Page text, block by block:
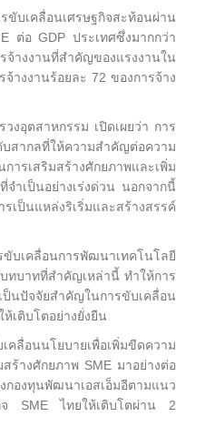
เคลื่อนเศรษฐกิจสะท้อนผ่าน
ต่อ GDP ประเทศซึ่งมากกว่า
างงานที่สำคัญของแรงงานใน
างงานร้อยละ 72 ของการจ้าง
อุตสาหกรรม เปิดเผยว่า การ
ากลที่ให้ความสำคัญต่อความ
รเสริมสร้างศักยภาพและเพิ่ม
ำเป็นอย่างเร่งด่วน นอกจากนี้
ป็นแหล่งริเริ่มและสร้างสรรค์
บเคลื่อนการพัฒนาเทคโนโลยี
ทบาทที่สำคัญเหล่านี้ ทำให้การ
จจัยสำคัญในการขับเคลื่อน
เติบโตอย่างยั่งยืน
อนนโยบายเพื่อเพิ่มขีดความ
ร้างศักยภาพ SME มาอย่างต่อ
กองทุนพัฒนาเอสเอ็มอีตามแนว
SME ไทยให้เติบโตผ่าน 2